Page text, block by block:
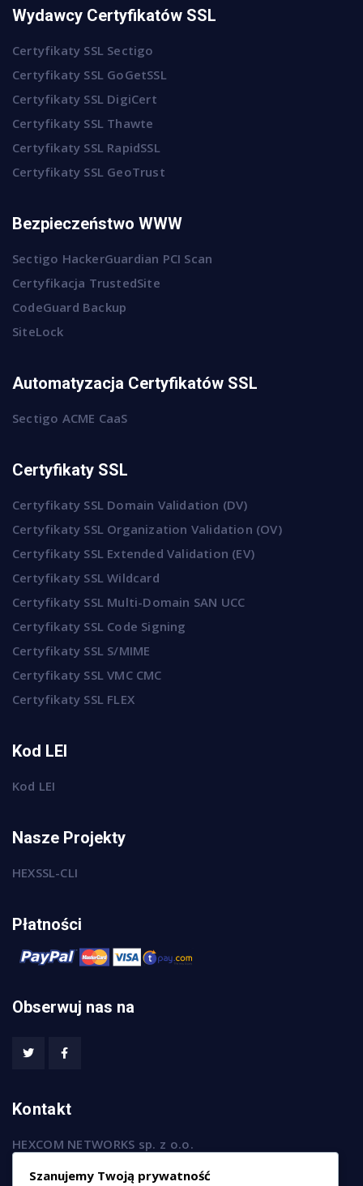
Wydawcy Certyfikatów SSL
Certyfikaty SSL Sectigo
Certyfikaty SSL GoGetSSL
Certyfikaty SSL DigiCert
Certyfikaty SSL Thawte
Certyfikaty SSL RapidSSL
Certyfikaty SSL GeoTrust
Bezpieczeństwo WWW
Sectigo HackerGuardian PCI Scan
Certyfikacja TrustedSite
CodeGuard Backup
SiteLock
Automatyzacja Certyfikatów SSL
Sectigo ACME CaaS
Certyfikaty SSL
Certyfikaty SSL Domain Validation (DV)
Certyfikaty SSL Organization Validation (OV)
Certyfikaty SSL Extended Validation (EV)
Certyfikaty SSL Wildcard
Certyfikaty SSL Multi-Domain SAN UCC
Certyfikaty SSL Code Signing
Certyfikaty SSL S/MIME
Certyfikaty SSL VMC CMC
Certyfikaty SSL FLEX
Kod LEI
Kod LEI
Nasze Projekty
HEXSSL-CLI
Płatności
Obserwuj nas na
Kontakt
HEXCOM NETWORKS sp. z o.o.
ul. Marsz. Józefa Piłsudskiego 74/320,
Szanujemy Twoją prywatność